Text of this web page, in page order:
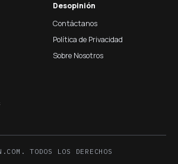
Desopinión
Contáctanos
Política de Privacidad
Sobre Nosotros
TODOS LOS DERECHOS